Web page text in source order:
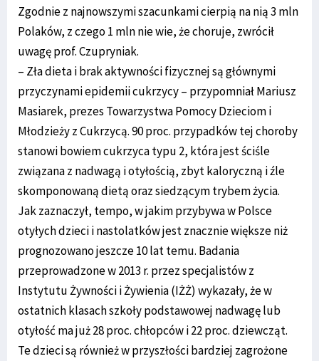
Zgodnie z najnowszymi szacunkami cierpią na nią 3 mln
Polaków, z czego 1 mln nie wie, że choruje, zwrócił
uwagę prof. Czupryniak.
– Zła dieta i brak aktywności fizycznej są głównymi
przyczynami epidemii cukrzycy – przypomniał Mariusz
Masiarek, prezes Towarzystwa Pomocy Dzieciom i
Młodzieży z Cukrzycą. 90 proc. przypadków tej choroby
stanowi bowiem cukrzyca typu 2, która jest ściśle
związana z nadwagą i otyłością, zbyt kaloryczną i źle
skomponowaną dietą oraz siedzącym trybem życia.
Jak zaznaczył, tempo, w jakim przybywa w Polsce
otyłych dzieci i nastolatków jest znacznie większe niż
prognozowano jeszcze 10 lat temu. Badania
przeprowadzone w 2013 r. przez specjalistów z
Instytutu Żywności i Żywienia (IŻŻ) wykazały, że w
ostatnich klasach szkoły podstawowej nadwagę lub
otyłość ma już 28 proc. chłopców i 22 proc. dziewcząt.
Te dzieci są również w przyszłości bardziej zagrożone